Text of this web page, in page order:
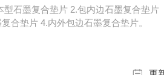
形式： 1.基本型石墨复合垫片 2.包内边石墨复合垫片
3.包外边石墨复合垫片 4.内外包边石墨复合垫片。